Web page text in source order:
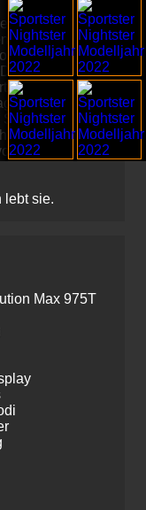
Einzelsitz,
Federbeinen
Tradition
mit
Sound,
als auch auf
Feinsten -
lebt sie.
Max 975T